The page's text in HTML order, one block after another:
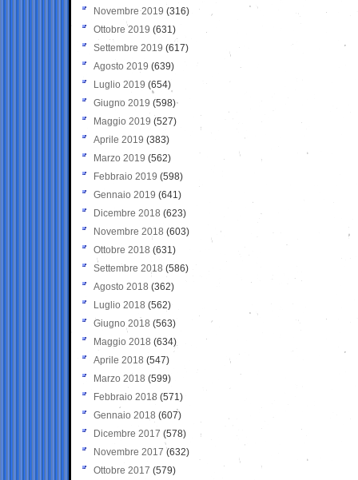
Novembre 2019 (316)
Ottobre 2019 (631)
Settembre 2019 (617)
Agosto 2019 (639)
Luglio 2019 (654)
Giugno 2019 (598)
Maggio 2019 (527)
Aprile 2019 (383)
Marzo 2019 (562)
Febbraio 2019 (598)
Gennaio 2019 (641)
Dicembre 2018 (623)
Novembre 2018 (603)
Ottobre 2018 (631)
Settembre 2018 (586)
Agosto 2018 (362)
Luglio 2018 (562)
Giugno 2018 (563)
Maggio 2018 (634)
Aprile 2018 (547)
Marzo 2018 (599)
Febbraio 2018 (571)
Gennaio 2018 (607)
Dicembre 2017 (578)
Novembre 2017 (632)
Ottobre 2017 (579)